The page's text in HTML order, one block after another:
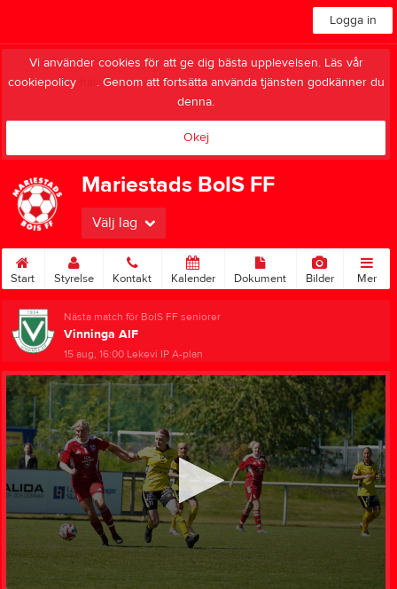
Logga in
Vi använder cookies för att ge dig bästa upplevelsen. Läs vår
cookiepolicy
. Genom att fortsätta använda tjänsten godkänner du
denna.
Okej
Mariestads BoIS FF
Välj lag
Start Styrelse Kontakt Kalender Dokument Bilder Mer
Nästa match för BoIS FF seniorer
Vinninga AIF
15 aug, 16:00 Lekevi IP A-plan